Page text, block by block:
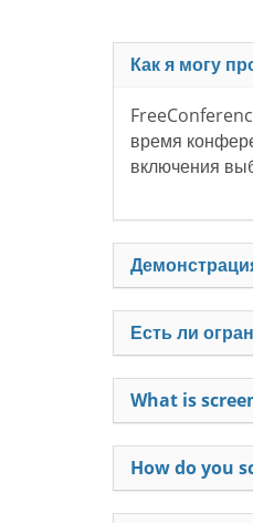
Как я могу
время
включения
Есть ли
What is
How do you